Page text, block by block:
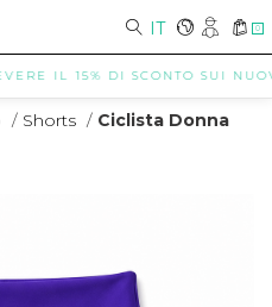
IT 0
IL 15% DI SCONTO SUI
/ Shorts / Ciclista Donna